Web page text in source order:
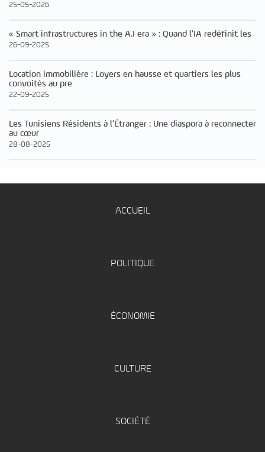
25-05-2026
« Smart infrastructures in the A.I era » : Quand l’IA redéfinit les
26-09-2025
Location immobilière : Loyers en hausse et quartiers les plus
convoités au pre
22-09-2025
Les Tunisiens Résidents à l’Étranger : Une diaspora à reconnecter
au cœur
28-08-2025
ACCUEIL
POLITIQUE
ÉCONOMIE
CULTURE
SOCIÉTÉ